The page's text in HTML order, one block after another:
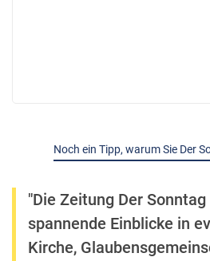
Noch ein Tipp, warum Sie Der
"Die Zeitung Der
spannende Einblicke in
Kirche,